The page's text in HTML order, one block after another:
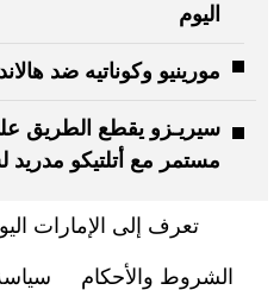
اليوم
مورينيو وكوناتيه ضد
سيريـزو يقطع الطريق
مستمر مع أتلتيكو مدريد
تعرف إلى الإمارات
الشروط والأحكام